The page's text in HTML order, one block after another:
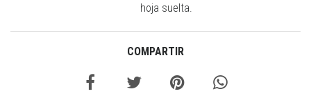
hoja suelta.
COMPARTIR